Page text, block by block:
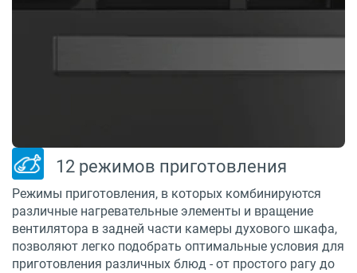
12 режимов приготовления
Режимы приготовления, в которых комбинируются
различные нагревательные элементы и вращение
вентилятора в задней части камеры духового шкафа,
позволяют легко подобрать оптимальные условия для
приготовления различных блюд - от простого рагу до